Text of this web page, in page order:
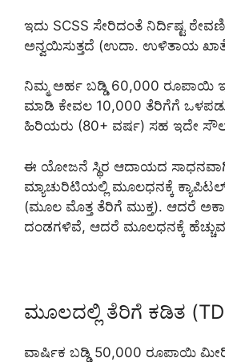
ಇದು SCSS ಸೇರಿದಂತೆ ನಿರ್ದಿಷ್ಟ
ಅನ್ವಯಿಸುತ್ತದೆ (ಉದಾ. ಉಳಿತಾಯ
ನಿಮ್ಮ ಅರ್ಹ ಬಡ್ಡಿ 60,000 ರೂಪಾಯಿ
ಮಾಡಿ ಕೇವಲ 10,000 ತೆರಿಗೆಗೆ
ಹಿರಿಯರು (80+ ವರ್ಷ) ಸಹ ಇದೇ
ಈ ಯೋಜನೆ ಸ್ಥಿರ ಆದಾಯದ
ಮ್ಯಾಚುರಿಟಿಯಲ್ಲಿ ಮೂಲಧನಕ್ಕೆ ಕ್ಯಾಪಿಟಲ್
(ಮೂಲ ಮೊತ್ತ ತೆರಿಗೆ ಮುಕ್ತ). ಆದರೆ
ದಂಡಗಳಿವೆ, ಆದರೆ ಮೂಲಧನಕ್ಕೆ
ಮೂಲದಲ್ಲಿ ತೆರಿಗೆ ಕಡಿತ
ವಾರ್ಷಿಕ ಬಡ್ಡಿ 50,000 ರೂಪಾಯಿ